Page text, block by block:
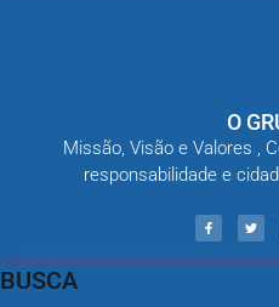
O
Missão, Visão e Valores ,
responsabilidade e
BUSCA